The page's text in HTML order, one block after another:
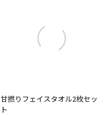
甘撚りフェイスタオル2枚セッ
ト